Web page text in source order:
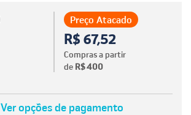
Preço Atacado
R$ 67,52
Compras a partir
de R$ 400
Ver opções de pagamento